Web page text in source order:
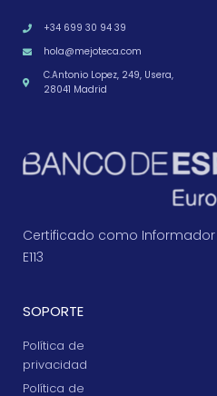
+34 699 30 94 39
hola@mejoteca.com
C.Antonio Lopez, 249, Usera,
28041 Madrid
Certificado como
E113
SOPORTE
Política de
privacidad
Política de